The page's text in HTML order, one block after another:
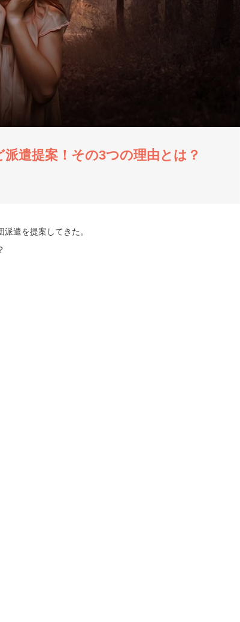
遣提案！その3つの理由とは？
遣を提案してきた。